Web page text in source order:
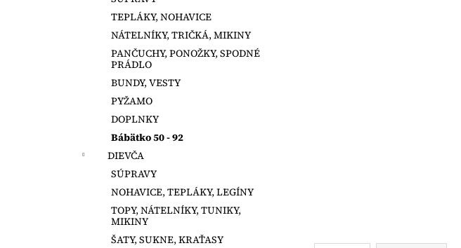
TEPLÁKY, NOHAVICE
NÁTELNÍKY, TRIČKÁ, MIKINY
PANČUCHY, PONOŽKY, SPODNÉ
PRÁDLO
BUNDY, VESTY
PYŽAMO
DOPLNKY
Bábätko 50 - 92
DIEVČA
SÚPRAVY
NOHAVICE, TEPLÁKY, LEGÍNY
TOPY, NÁTELNÍKY, TUNIKY,
MIKINY
ŠATY, SUKNE, KRAŤASY
€147,50